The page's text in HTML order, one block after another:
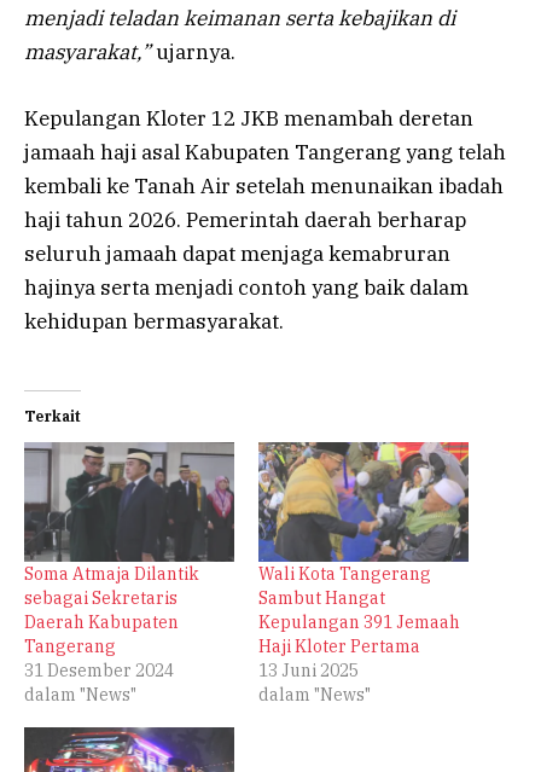
menjadi teladan keimanan serta kebajikan di
masyarakat,”ujarnya.
Kepulangan Kloter 12 JKB menambah deretan
jamaah haji asal Kabupaten Tangerang yang telah
kembali ke Tanah Air setelah menunaikan ibadah
haji tahun 2026. Pemerintah daerah berharap
seluruh jamaah dapat menjaga kemabruran
hajinya serta menjadi contoh yang baik dalam
kehidupan bermasyarakat.
Terkait
Soma Atmaja Dilantik
sebagai Sekretaris
Daerah Kabupaten
Tangerang
31 Desember 2024
dalam "News"
Wali Kota Tangerang
Sambut Hangat
Kepulangan 391 Jemaah
Haji Kloter Pertama
13 Juni 2025
dalam "News"